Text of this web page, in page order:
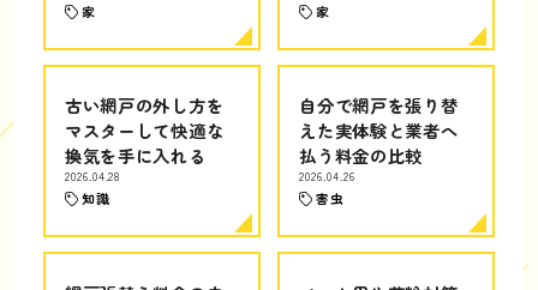
家 家
古い網戸の外し方を
マスターして快適な
換気を手に入れる
2026.04.28
知識
自分で網戸を張り替
えた実体験と業者へ
払う料金の比較
2026.04.26
害虫